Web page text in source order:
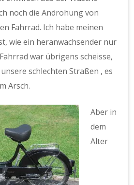
noch die Androhung von
Fahrrad. Ich habe meinen
wie ein heranwachsender nur
war übrigens scheisse,
schlechten Straßen , es
Arsch.
Aber in
dem
Alter